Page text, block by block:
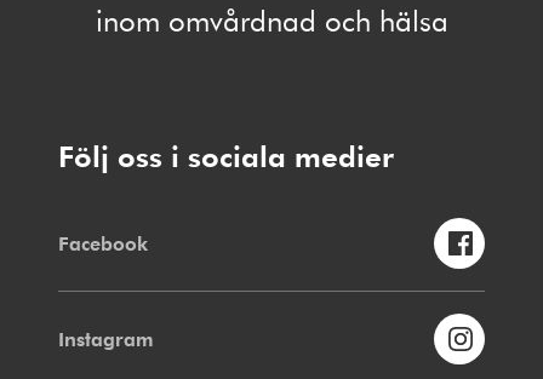
inom omvårdnad och hälsa
Följ oss i sociala medier
Facebook
Instagram